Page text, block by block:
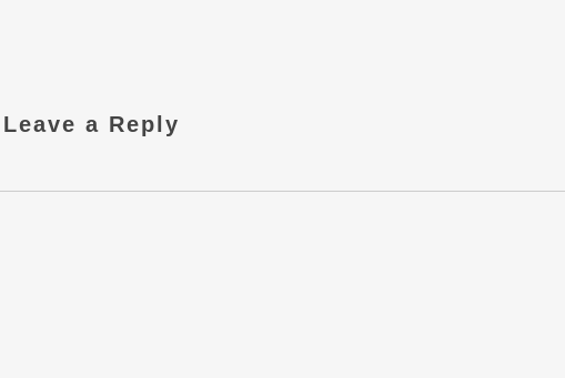
Leave a Reply